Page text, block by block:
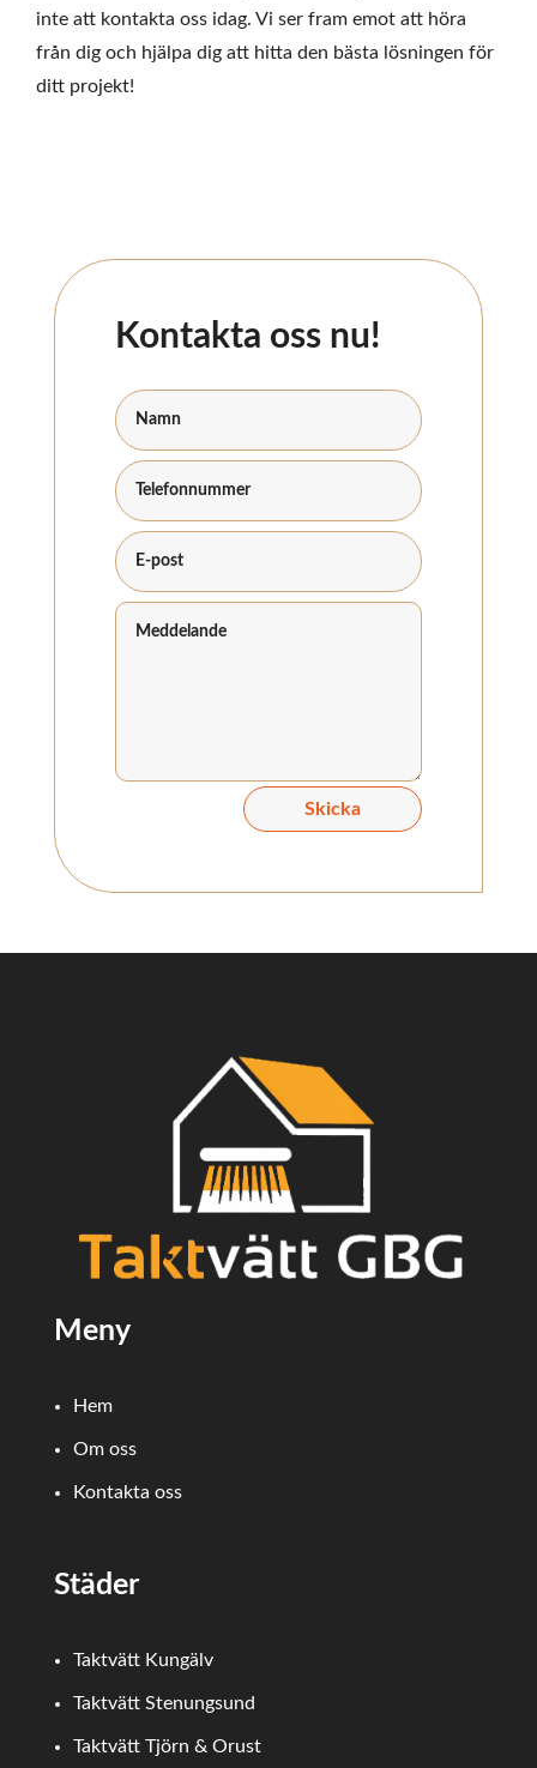
inte att kontakta oss idag. Vi ser fram emot att höra
från dig och hjälpa dig att hitta den bästa lösningen för
ditt projekt!
Kontakta oss nu!
Skicka
Meny
Hem
Om oss
Kontakta oss
Städer
Taktvätt Kungälv
Taktvätt Stenungsund
Taktvätt Tjörn & Orust